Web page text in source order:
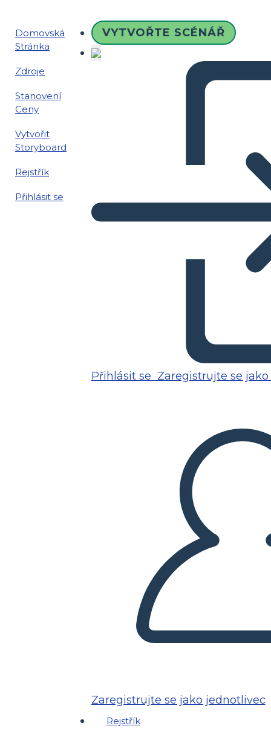
Domovská
Stránka
Zdroje
Stanovení
Ceny
Vytvořit
Storyboard
Rejstřík
Přihlásit se
VYTVOŘTE SCÉNÁŘ
Přihlásit se Zaregistrujte se
Zaregistrujte se jako jednotlivec
Rejstřík